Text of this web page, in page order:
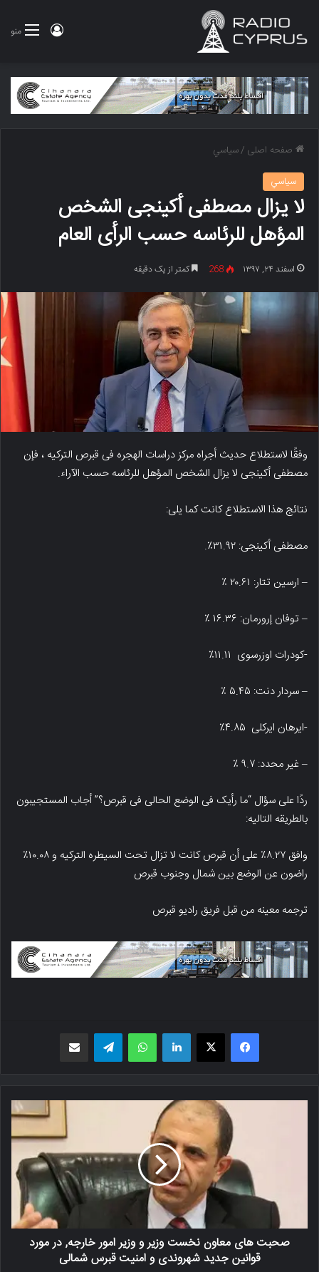
منو ورود
صفحه اصلی /سياسي
سياسي
لا یزال مصطفى أکینجی الشخص
المؤهل للرئاسه حسب الرأی العام
اسفند ۲۴, ۱۳۹۷ 268 کمتر از یک دقیقه
وفقًا لاستطلاع حدیث أجراه مرکز دراسات الهجره فی قبرص الترکیه ، فإن
مصطفى أکینجی لا یزال الشخص المؤهل للرئاسه حسب الآراء.
نتائج هذا الاستطلاع کانت کما یلی:
مصطفى أکینجی: ۳۱.۹۲٪.
– ارسین تتار: ۲۰.۶۱ ٪
– توفان إرورمان: ۱۶.۳۶ ٪
-کودرات اوزرسوی ۱۱.۱۱٪
– سردار دنت: ۵.۴۵ ٪
-ایرهان ایرکلی ۴.۸۵٪
– غیر محدد: ۹.۷ ٪
ردًا على سؤال “ما رأیک فی الوضع الحالی فی قبرص؟” أجاب المستجیبون
بالطریقه التالیه:
وافق ۸.۲۷٪ على أن قبرص کانت لا تزال تحت السیطره الترکیه و ۱۰.۰۸٪
راضون عن الوضع بین شمال وجنوب قبرص
ترجمه معینه من قبل فریق رادیو قبرص
فیسبوک X لینکدین واتس اپ
صحبت های معاون نخست وزیر و وزیر امور خارجه, در مورد
قوانین جدید شهروندی و امنیت قبرس شمالی